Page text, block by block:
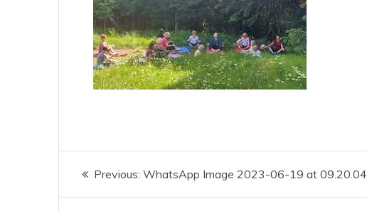
Navigation
de
Previous: Previous
WhatsApp Image 2023-06-19 at 09.20.04